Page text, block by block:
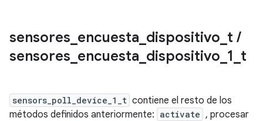
sensores encuesta dispositivo t /
sensores encuesta dispositivo 1 t
sensors_poll_device_1_t contiene el resto de los
métodos definidos anteriormente: activate , procesar